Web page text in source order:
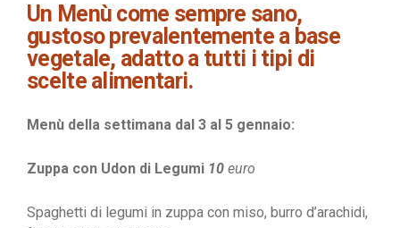
Un Menù come sempre sano,
gustoso prevalentemente a base
vegetale, adatto a tutti i tipi di
scelte alimentari.
Menù della settimana dal 3 al 5 gennaio:
Zuppa con Udon di Legumi 10 euro
Spaghetti di legumi in zuppa con miso, burro d’arachidi,